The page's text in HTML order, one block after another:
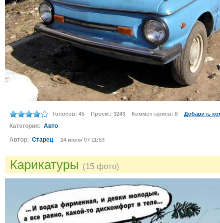
Голосов: 45 Просм.: 3243 Комментариев: 8 Добавить
Категория: Авто
Автор: Старец 24 июля´07 11:53
Карикатуры (15 фото)